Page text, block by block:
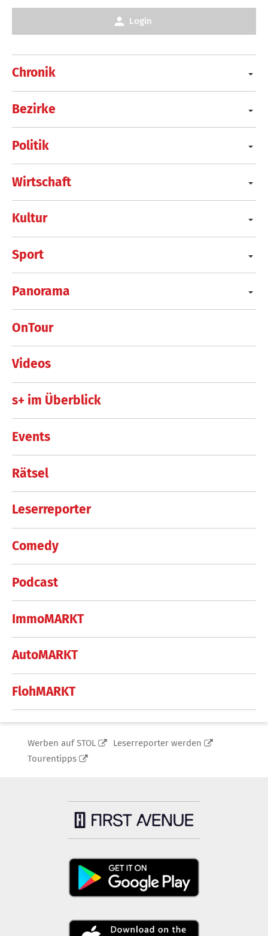
Chronik
Bezirke
Politik
Wirtschaft
Kultur
Sport
Panorama
OnTour
Videos
s+ im Überblick
Events
Rätsel
Leserreporter
Comedy
Podcast
ImmoMARKT
AutoMARKT
FlohMARKT
Login
Werben auf STOL
Leserreporter werden
Tourentipps